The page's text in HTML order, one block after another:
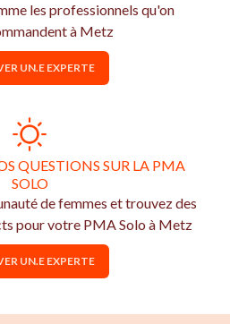
les professionnels qu'on
à Metz
UN.E EXPERTE
QUESTIONS SUR LA PMA
SOLO
de femmes et trouvez des
pour votre PMA Solo à Metz
UN.E EXPERTE